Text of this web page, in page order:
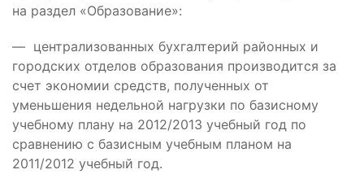
на раздел «Образование»:
— централизованных бухгалтерий районных и
городских отделов образования производится за
счет экономии средств, полученных от
уменьшения недельной нагрузки по базисному
учебному плану на 2012/2013 учебный год по
сравнению с базисным учебным планом на
2011/2012 учебный год.